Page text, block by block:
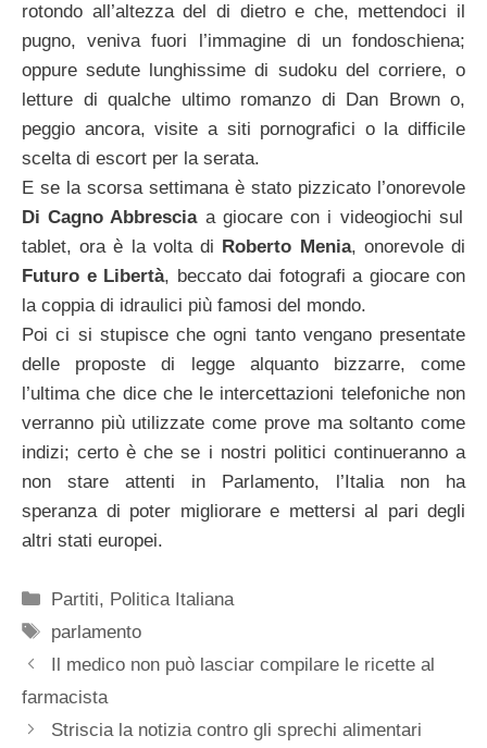
rotondo all’altezza del di dietro e che, mettendoci il
pugno, veniva fuori l’immagine di un fondoschiena;
oppure sedute lunghissime di sudoku del corriere, o
letture di qualche ultimo romanzo di Dan Brown o,
peggio ancora, visite a siti pornografici o la difficile
scelta di escort per la serata.
E se la scorsa settimana è stato pizzicato l’onorevole
Di Cagno Abbresciaa giocare con i videogiochi sul
tablet, ora è la volta di Roberto Menia, onorevole di
Futuro e Libertà, beccato dai fotografi a giocare con
la coppia di idraulici più famosi del mondo.
Poi ci si stupisce che ogni tanto vengano presentate
delle proposte di legge alquanto bizzarre, come
l’ultima che dice che le intercettazioni telefoniche non
verranno più utilizzate come prove ma soltanto come
indizi; certo è che se i nostri politici continueranno a
non stare attenti in Parlamento, l’Italia non ha
speranza di poter migliorare e mettersi al pari degli
altri stati europei.
Categorie
Partiti, Politica Italiana
Tag
parlamento
Il medico non può lasciar compilare le ricette al
farmacista
Striscia la notizia contro gli sprechi alimentari